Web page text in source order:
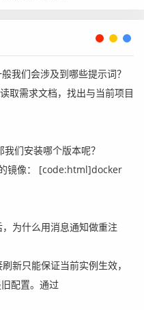
我们会涉及到哪些提示词？
取需求文档，找出与当前项目
们安装哪个版本呢？
镜像： [code:html]docker
为什么用消息通知做重注
新只能保证当前实例生效，
配置。通过